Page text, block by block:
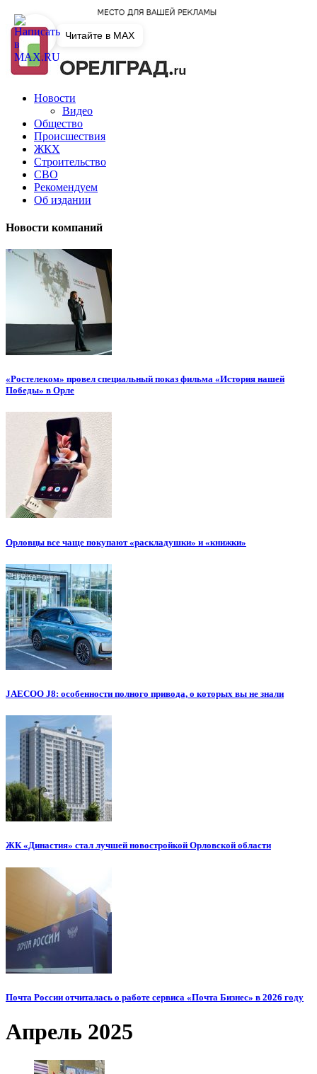
Новости
Видео
Общество
Происшествия
ЖКХ
Строительство
СВО
Рекомендуем
Об издании
Новости компаний
«Ростелеком» провел специальный показ фильма «История нашей
Победы» в Орле
Орловцы все чаще покупают «раскладушки» и «книжки»
JAECOO J8: особенности полного привода, о которых вы не знали
ЖК «Династия» стал лучшей новостройкой Орловской области
Почта России отчиталась о работе сервиса «Почта Бизнес» в 2026 году
Апрель 2025
Читайте в MAX